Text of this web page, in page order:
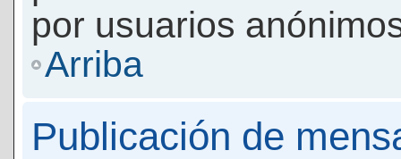
por usuarios
Arriba
Publicación de